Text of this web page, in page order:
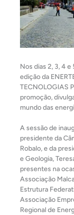
Nos dias 2, 3, 4 e
edição da
TECNOLOGIAS
promoção,
mundo das
A sessão de
presidente da
Robalo, e da
e Geologia,
presentes na
Associação
Estrutura
Associação
Regional de